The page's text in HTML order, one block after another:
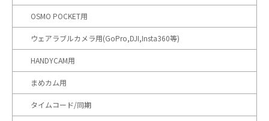
OSMO POCKET用
ウェアラブルカメラ用(GoPro,DJI,Insta360等)
HANDYCAM用
まめカム用
タイムコード/同期